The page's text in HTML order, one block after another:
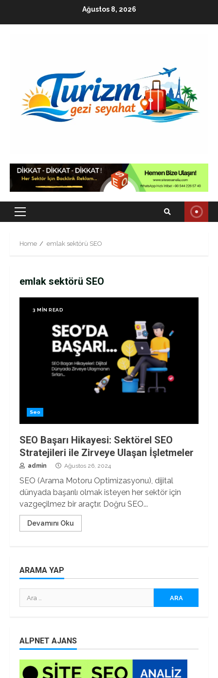
Ağustos 8, 2026
Primary
Home emlak sektörü SEO
emlak sektörü SEO
3 MIN READ
Seo
SEO Başarı Hikayesi: Sektörel SEO
Stratejileri ile Zirveye Ulaşan İşletmeler
admin Ağustos 26, 2024
SEO (Arama Motoru Optimizasyonu), dijital
dünyada başarılı olmak isteyen her sektör için
vazgeçilmez bir araçtır. Doğru SEO...
Devamını Oku
ARAMA YAP
Arama:
ALPNET AJANS